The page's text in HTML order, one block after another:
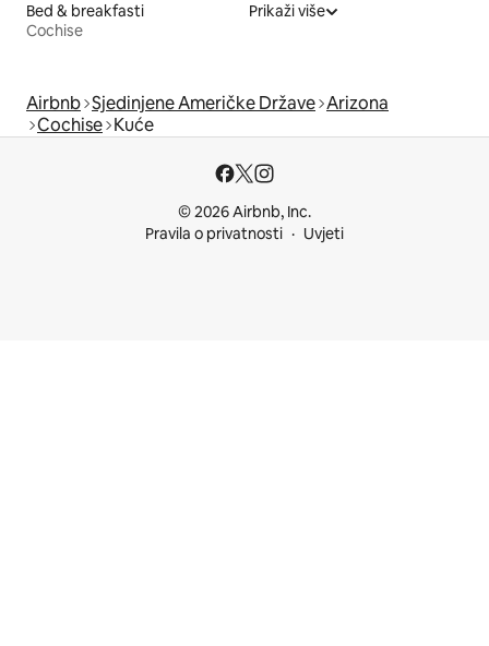
Bed & breakfasti
Cochise
Prikaži više
Airbnb Sjedinjene Američke Države Arizona
Cochise Kuće
© 2026 Airbnb, Inc.
Pravila o privatnosti
Uvjeti